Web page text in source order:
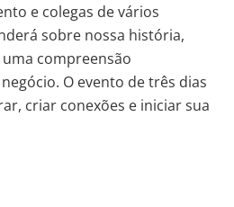
e colegas de vários
sobre nossa história,
compreensão
O evento de três dias
criar conexões e iniciar sua